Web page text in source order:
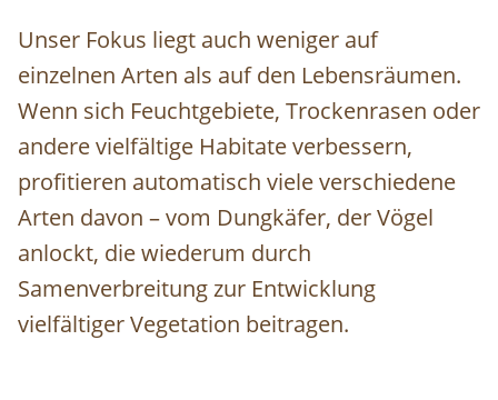
Unser Fokus liegt auch weniger auf
einzelnen Arten als auf den Lebensräumen.
Wenn sich Feuchtgebiete, Trockenrasen oder
andere vielfältige Habitate verbessern,
profitieren automatisch viele verschiedene
Arten davon – vom Dungkäfer, der Vögel
anlockt, die wiederum durch
Samenverbreitung zur Entwicklung
vielfältiger Vegetation beitragen.